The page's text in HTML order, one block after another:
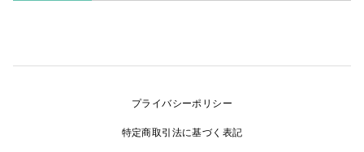
プライバシーポリシー
特定商取引法に基づく表記